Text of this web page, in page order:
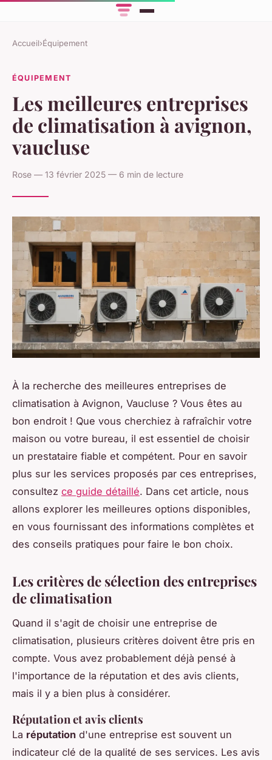
Accueil›Équipement
ÉQUIPEMENT
Les meilleures entreprises
de climatisation à avignon,
vaucluse
Rose — 13 février 2025 — 6 min de lecture
À la recherche des meilleures entreprises de
climatisation à Avignon, Vaucluse ? Vous êtes au
bon endroit ! Que vous cherchiez à rafraîchir votre
maison ou votre bureau, il est essentiel de choisir
un prestataire fiable et compétent. Pour en savoir
plus sur les services proposés par ces entreprises,
consultez ce guide détaillé. Dans cet article, nous
allons explorer les meilleures options disponibles,
en vous fournissant des informations complètes et
des conseils pratiques pour faire le bon choix.
Les critères de sélection des entreprises
de climatisation
Quand il s'agit de choisir une entreprise de
climatisation, plusieurs critères doivent être pris en
compte. Vous avez probablement déjà pensé à
l'importance de la réputation et des avis clients,
mais il y a bien plus à considérer.
Réputation et avis clients
La réputation d'une entreprise est souvent un
indicateur clé de la qualité de ses services. Les avis